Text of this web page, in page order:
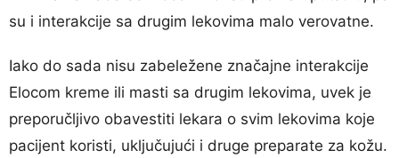
su i interakcije sa drugim lekovima malo verovatne.
Iako do sada nisu zabeležene značajne interakcije
Elocom kreme ili masti sa drugim lekovima, uvek je
preporučljivo obavestiti lekara o svim lekovima koje
pacijent koristi, uključujući i druge preparate za kožu.